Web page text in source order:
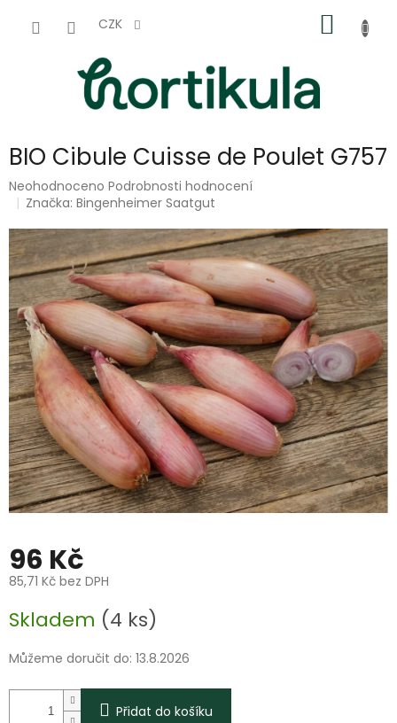
CZK
KOŠÍK
BIO Cibule Cuisse de Poulet G757
Průměrné
hodnocení
je
0,0
z
5
hvězdiček.
Neohodnoceno Podrobnosti hodnocení
Značka:Bingenheimer Saatgut
96 Kč
85,71 Kč bez DPH
cena:
Skladem (4 ks)
Můžeme doručit do: 13.8.2026
Přidat do košíku